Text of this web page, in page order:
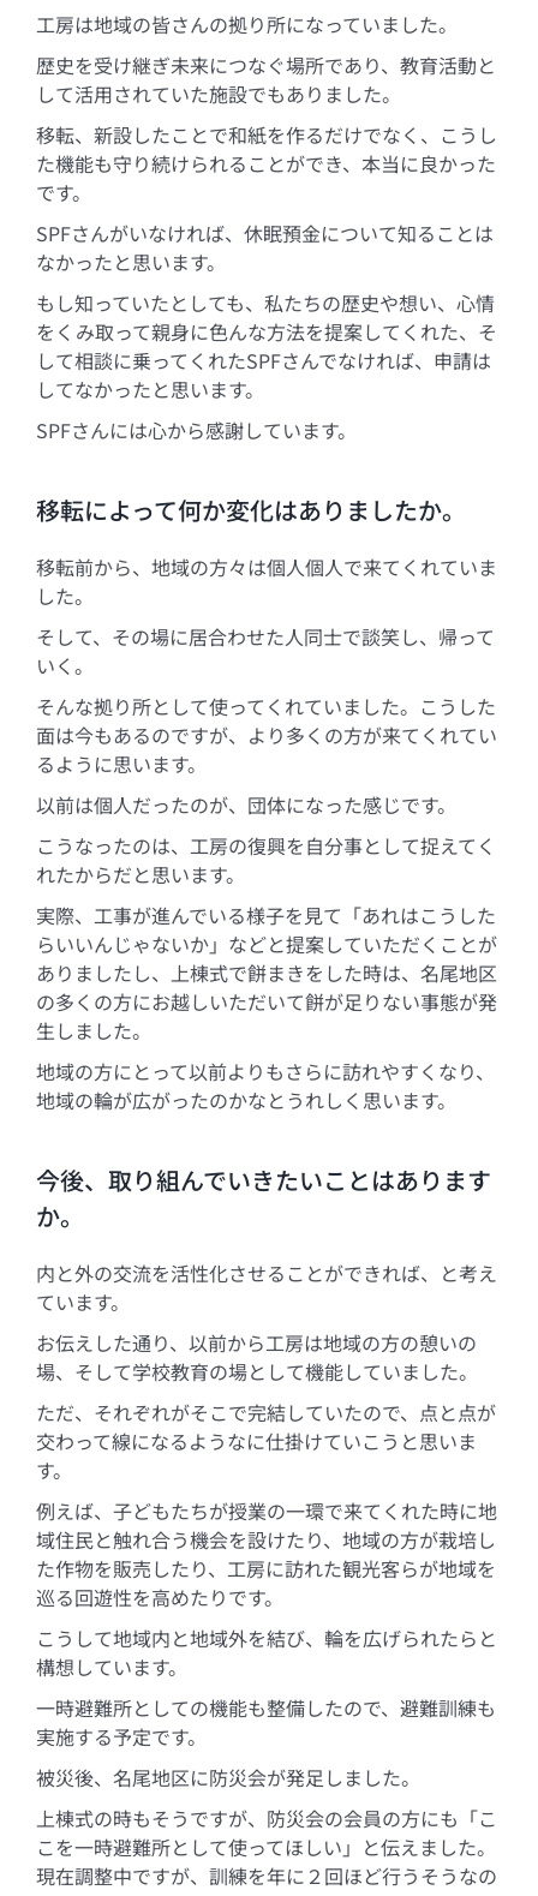
工房は地域の皆さんの拠り所になっていました。
歴史を受け継ぎ未来につなぐ場所であり、教育活動と
して活用されていた施設でもありました。
移転、新設したことで和紙を作るだけでなく、こうし
た機能も守り続けられることができ、本当に良かった
です。
SPFさんがいなければ、休眠預金について知ることは
なかったと思います。
もし知っていたとしても、私たちの歴史や想い、心情
をくみ取って親身に色んな方法を提案してくれた、そ
して相談に乗ってくれたSPFさんでなければ、申請は
してなかったと思います。
SPFさんには心から感謝しています。
移転によって何か変化はありましたか。
移転前から、地域の方々は個人個人で来てくれていま
した。
そして、その場に居合わせた人同士で談笑し、帰って
いく。
そんな拠り所として使ってくれていました。こうした
面は今もあるのですが、より多くの方が来てくれてい
るように思います。
以前は個人だったのが、団体になった感じです。
こうなったのは、工房の復興を自分事として捉えてく
れたからだと思います。
実際、工事が進んでいる様子を見て「あれはこうした
らいいんじゃないか」などと提案していただくことが
ありましたし、上棟式で餅まきをした時は、名尾地区
の多くの方にお越しいただいて餅が足りない事態が発
生しました。
地域の方にとって以前よりもさらに訪れやすくなり、
地域の輪が広がったのかなとうれしく思います。
今後、取り組んでいきたいことはあります
か。
内と外の交流を活性化させることができれば、と考え
ています。
お伝えした通り、以前から工房は地域の方の憩いの
場、そして学校教育の場として機能していました。
ただ、それぞれがそこで完結していたので、点と点が
交わって線になるようなに仕掛けていこうと思いま
す。
例えば、子どもたちが授業の一環で来てくれた時に地
域住民と触れ合う機会を設けたり、地域の方が栽培し
た作物を販売したり、工房に訪れた観光客らが地域を
巡る回遊性を高めたりです。
こうして地域内と地域外を結び、輪を広げられたらと
構想しています。
一時避難所としての機能も整備したので、避難訓練も
実施する予定です。
被災後、名尾地区に防災会が発足しました。
上棟式の時もそうですが、防災会の会員の方にも「こ
こを一時避難所として使ってほしい」と伝えました。
現在調整中ですが、訓練を年に２回ほど行うそうなの